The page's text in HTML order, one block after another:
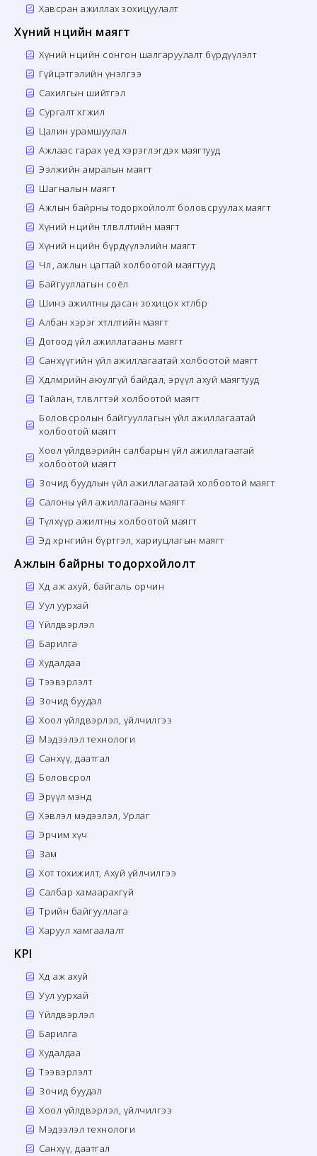
Хавсран ажиллах зохицуулалт
Хүний нөөцийн маягт
Хүний нөөцийн сонгон шалгаруулалт бүрдүүлэлт
Гүйцэтгэлийн үнэлгээ
Сахилгын шийтгэл
Сургалт хөгжил
Цалин урамшуулал
Ажлаас гарах үед хэрэглэгдэх маягтууд
Ээлжийн амралын маягт
Шагналын маягт
Ажлын байрны тодорхойлолт боловсруулах маягт
Хүний нөөцийн төлөвлөлтийн маягт
Хүний нөөцийн бүрдүүлэлийн маягт
Чөлөө, ажлын цагтай холбоотой маягтууд
Байгууллагын соёл
Шинэ ажилтны дасан зохицох хөтөлбөр
Албан хэрэг хөтлөлтийн маягт
Дотоод үйл ажиллагааны маягт
Санхүүгийн үйл ажиллагаатай холбоотой маягт
Хөдөлмөрийн аюулгүй байдал, эрүүл ахуй маягтууд
Тайлан, төлөвлөгөөтэй холбоотой маягт
Боловсролын байгууллагын үйл ажиллагаатай
холбоотой маягт
Хоол үйлдвэрийн салбарын үйл ажиллагаатай
холбоотой маягт
Зочид буудлын үйл ажиллагаатай холбоотой маягт
Салоны үйл ажиллагааны маягт
Түлхүүр ажилтны холбоотой маягт
Эд хөрөнгийн бүртгэл, хариуцлагын маягт
Ажлын байрны тодорхойлолт
Хөдөө аж ахуй, байгаль орчин
Уул уурхай
Үйлдвэрлэл
Барилга
Худалдаа
Тээвэрлэлт
Зочид буудал
Хоол үйлдвэрлэл, үйлчилгээ
Мэдээлэл технологи
Санхүү, даатгал
Боловсрол
Эрүүл мэнд
Хэвлэл мэдээлэл, Урлаг
Эрчим хүч
Зам
Хот тохижилт, Ахуй үйлчилгээ
Салбар хамаарахгүй
Төрийн байгууллага
Харуул хамгаалалт
KPI
Хөдөө аж ахуй
Уул уурхай
Үйлдвэрлэл
Барилга
Худалдаа
Тээвэрлэлт
Зочид буудал
Хоол үйлдвэрлэл, үйлчилгээ
Мэдээлэл технологи
Санхүү, даатгал